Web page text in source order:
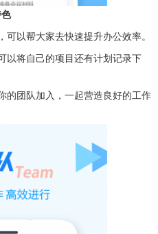
以帮大家去快速提升办公效率。
以将自己的项目还有计划记录下
的团队加入，一起营造良好的工作